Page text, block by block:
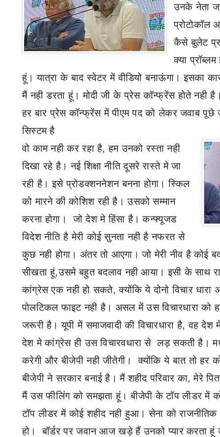
उनके नेता
प्रोटोकॉल
कैसे बुलेट
क्या प्रॉब्लम
हूं। यात्रा के बाद स्वेटर में वीडियो बनाऊंगा। इसका
मैं नही डरता हूं। मोदी जी के प्रेस कॉन्फ्रेंस होते नही
हर बार प्रेस कॉन्फ्रेंस में पीएम पद को लेकर जवाब पूछे
सिस्टम है
वोकाम नही कर रहा है,हम उनको रस्ता नही
दिखा रहे है। नई शिक्षा नीति दूसरे रास्ते मे जा
रही है। इसे प्रोडक्शननेशन बनना होगा। स्किल
को मारने की कोशिश रही है। उसको सम्मान
करना होगा। जो देश मे हिंसा है। कन्फ्यूजड
विदेश नीति है मेरी कोई सुनता नही है नफरत से
कुछ नही होगा। अंतर तो आएगा। जो मेरी नीव है कोई
सीखता हूं,उसमे बहुत बदलाव नही आया। इसी के साथ
कांग्रेस एक नही हो सकते,क्योंकि ये दोनो विचार
पोलटिकल फाइट नही है। असल में उस विचारधारा को
जरूरी है। यूपी में समाजवादी की विचारधारा है,वह देश
देश मे कांग्रेस ही उस विचारवधारा से लड़ सकती है।
करेगी और बीजेपी नही जीतेगी। क्योंकि ये बात तो हर
बीजेपी ने सरकार बनाई है। मैं शहीद परिवार का,मेरे
मैं उस फीलिंग को समझता हूं। बीजेपी के टॉप लीडर में
टॉप लीडर में कोई शहीद नही हुआ। सेना को
हो। बॉर्डर पर जवान आज खड़े हैं उनको प्यार करता हूं